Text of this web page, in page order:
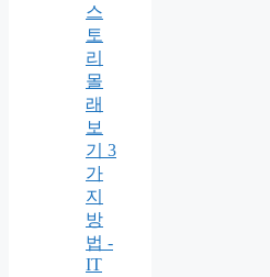
스
토
리
몰
래
보
기 3
가
지
방
법 -
IT